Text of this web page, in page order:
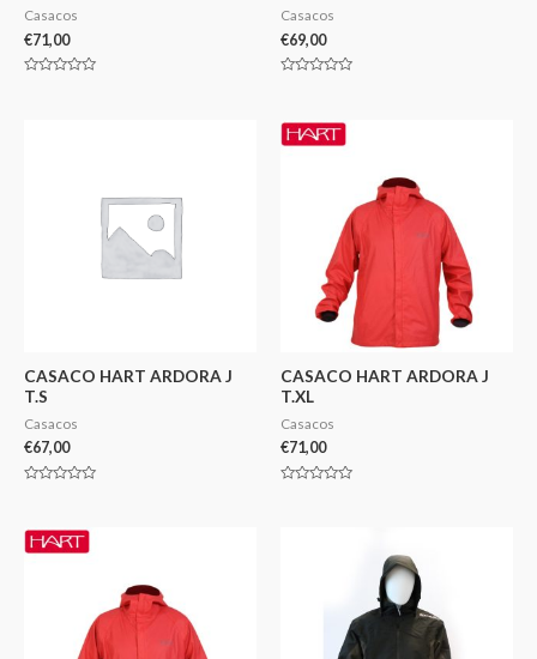
Casacos
€71,00
Casacos
€69,00
5
CASACO HART ARDORA J
T.S
Casacos
€67,00
5
CASACO HART ARDORA J
T.XL
Casacos
€71,00